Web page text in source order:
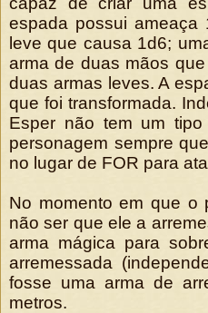
espada possui ameaça
leve que causa 1d6;
arma de duas mãos
duas armas leves. A
que foi transformada.
Esper não tem um
personagem sempre
no lugar de FOR para
No momento em que o
não ser que ele a
arma mágica para
arremessada
fosse uma arma de
metros.